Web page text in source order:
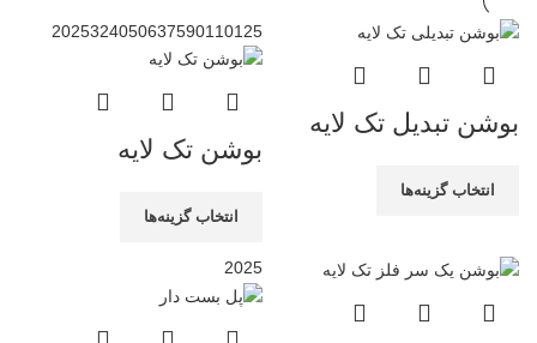
بوشن تبدیل تک لایه
انتخاب گزینه‌ها
2025324050637590110125
بوشن تک لایه
انتخاب گزینه‌ها
2025